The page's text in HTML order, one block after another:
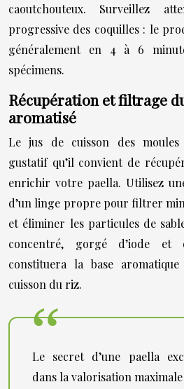
caoutchouteux. Surveillez
progressive des coquilles : le
généralement en 4 à 6
spécimens.
Récupération et filtrage
aromatisé
Le jus de cuisson des
gustatif qu’il convient de
enrichir votre paella. Utilisez
d’un linge propre pour filtrer
et éliminer les particules de
concentré, gorgé d’iode et
constituera la base
cuisson du riz.
Le secret d’une paella
dans la valorisation